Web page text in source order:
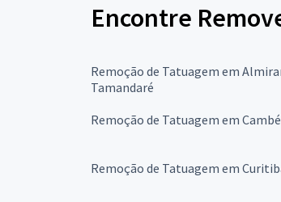
Encontre
Remoção de Tatuagem em
Tamandaré
Remoção de Tatuagem em Cambé
Remoção de Tatuagem em